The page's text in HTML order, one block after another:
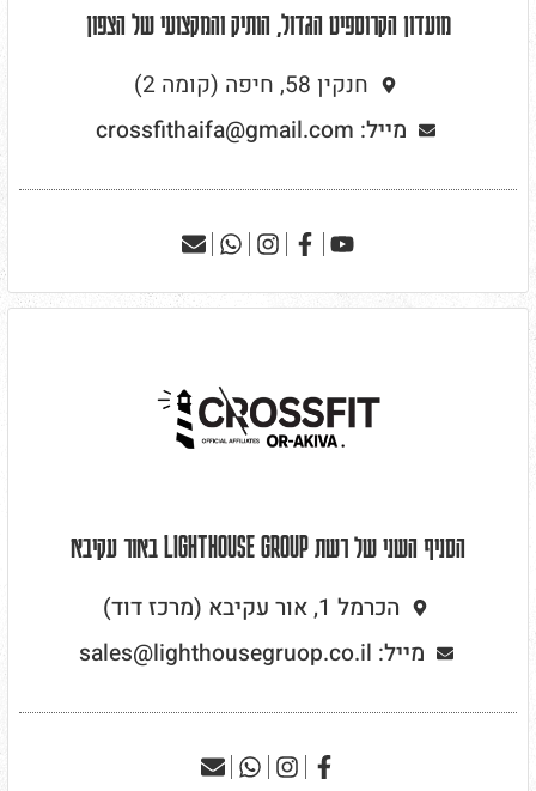
מועדון הקרוספיט הגדול, הותיק והמקצועי של הצפון
חנקין 58, חיפה (קומה 2)
מייל: crossfithaifa@gmail.com
הסניף השני של רשת LIGHTHOUSE GROUP באור עקיבא
הכרמל 1, אור עקיבא (מרכז דוד)
מייל: sales@lighthousegruop.co.il